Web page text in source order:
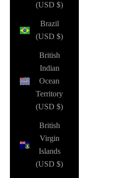
(USD $)
Brazil
(USD $)
British
Indian
Ocean
Territory
(USD $)
British
Virgin
Islands
(USD $)